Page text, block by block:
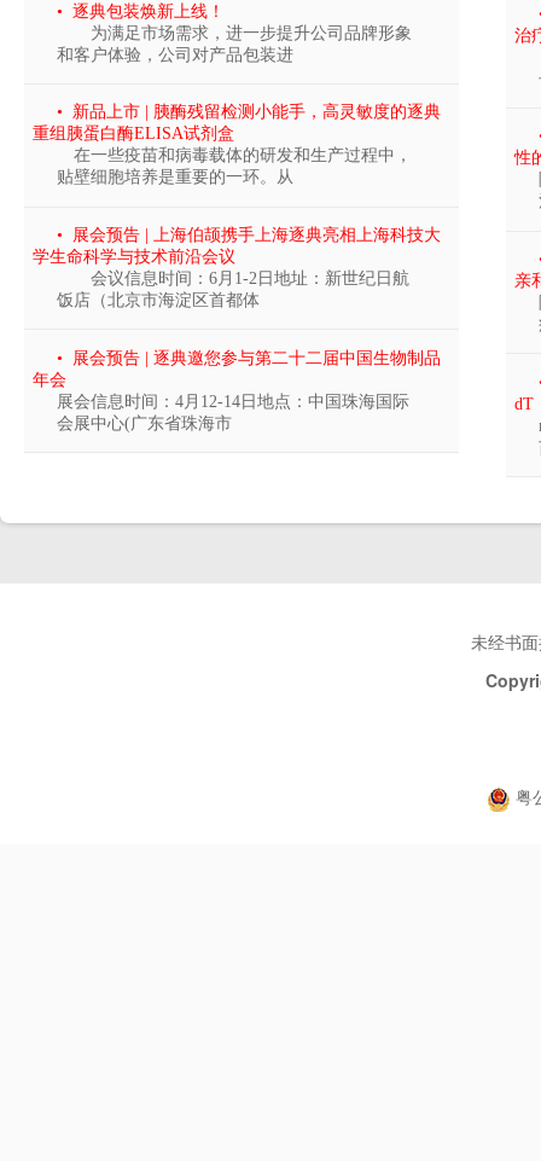
• 逐典包装焕新上线！
为满足市场需求，进一步提升公司品牌形象
和客户体验，公司对产品包装进
• 新品上市 | 胰酶残留检测小能手，高灵敏度的逐典
重组胰蛋白酶ELISA试剂盒
在一些疫苗和病毒载体的研发和生产过程中，
贴壁细胞培养是重要的一环。从
• 展会预告 | 上海伯颉携手上海逐典亮相上海科技大
学生命科学与技术前沿会议
会议信息时间：6月1-2日地址：新世纪日航
饭店（北京市海淀区首都体
• 展会预告 | 逐典邀您参与第二十二届中国生物制品
年会
展会信息时间：4月12-14日地点：中国珠海国际
会展中心(广东省珠海市
治
性
亲
dT
未经书
粤